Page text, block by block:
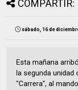
COMPARTIR:
sábado, 16 de
Esta mañana
la segunda unidad
"Carrera", al